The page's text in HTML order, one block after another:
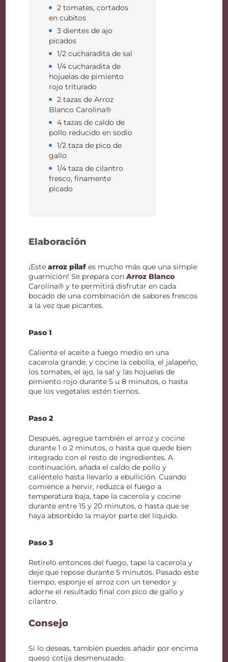
2 tomates, cortados
en cubitos
3 dientes de ajo
picados
1/2 cucharadita de sal
1/4 cucharadita de
hojuelas de pimiento
rojo triturado
2 tazas de Arroz
Blanco Carolina®
4 tazas de caldo de
pollo reducido en sodio
1/2 taza de pico de
gallo
1/4 taza de cilantro
fresco, finamente
picado
Elaboración
¡Estearroz pilaf es mucho más que una simple
guarnición! Se prepara conArroz Blanco
Carolina® y te permitirá disfrutar en cada
bocado de una combinación de sabores frescos
a la vez que picantes.
Paso 1
Caliente el aceite a fuego medio en una
cacerola grande, y cocine la cebolla, el jalapeño,
los tomates, el ajo, la sal y las hojuelas de
pimiento rojo durante 5 u 8 minutos, o hasta
que los vegetales estén tiernos.
Paso 2
Después, agregue también el arroz y cocine
durante 1 o 2 minutos, o hasta que quede bien
integrado con el resto de ingredientes. A
continuación, añada el caldo de pollo y
caliéntelo hasta llevarlo a ebullición. Cuando
comience a hervir, reduzca el fuego a
temperatura baja, tape la cacerola y cocine
durante entre 15 y 20 minutos, o hasta que se
haya absorbido la mayor parte del líquido.
Paso 3
Retírelo entonces del fuego, tape la cacerola y
deje que repose durante 5 minutos. Pasado este
tiempo, esponje el arroz con un tenedor y
adorne el resultado final con pico de gallo y
cilantro.
Consejo
Si lo deseas, también puedes añadir por encima
queso cotija desmenuzado.